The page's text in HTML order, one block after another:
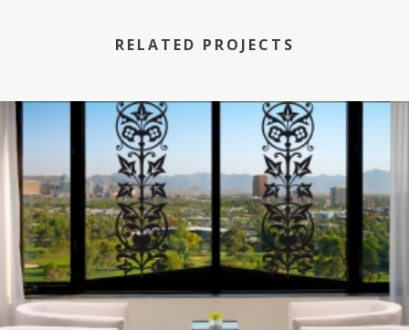
RELATED PROJECTS